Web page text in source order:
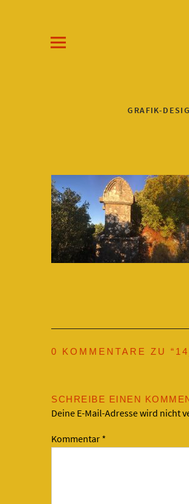
GRAFIK-
0 KOMMENTARE ZU “
SCHREIBE EINEN
Deine E-Mail-Adresse wird nicht
Kommentar *